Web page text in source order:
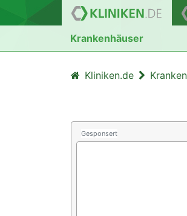
Krankenhäuser
Kliniken.de
Gesponsert